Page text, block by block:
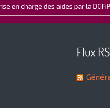
en charge des aides par la DGFiP
Flux